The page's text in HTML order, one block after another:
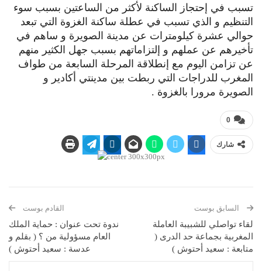
تسبب في إحتجاز الساكنة لأكثر من الساعتين بسبب سوء
التنظيم و الذي تسبب في عطلة ساكنة الغزوة التي تبعد
حوالي عشرة كيلومترات عن مدينة الصويرة و ساهم في
تأخيرهم عن عملهم و إلتزاماتهم بسبب جهل الكثير منهم
عن تزامن اليوم مع إنطلاقة المرحلة السابعة من طواف
المغرب للدراجات التي ربطت بين مدينتي أكادير و
الصويرة مرورا بالغزوة .
0
شارك
السابق بوست
لقاء تواصلي للشبيبة العاملة
المغربية بجماعة حد الدرى (
متابعة : سعيد أحتوش )
القادم بوست
ندوة تحت عنوان : حماية الملك
العام مسؤولية من ؟ ( بقلم و
عدسة : سعيد أحتوش )